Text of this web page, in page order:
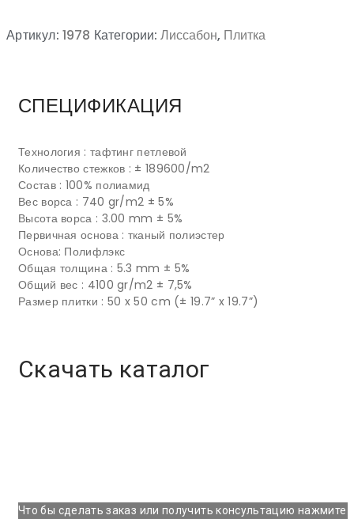
Артикул:1978 Категории: Лиссабон, Плитка
СПЕЦИФИКАЦИЯ
Технология : тафтинг петлевой
Количество стежков : ± 189600/m2
Состав : 100% полиамид
Вес ворса : 740 gr/m2 ± 5%
Высота ворса : 3.00 mm ± 5%
Первичная основа : тканый полиэстер
Основа: Полифлэкс
Общая толщина : 5.3 mm ± 5%
Общий вес : 4100 gr/m2 ± 7,5%
Размер плитки : 50 x 50 cm (± 19.7” x 19.7”)
Скачать каталог
Что бы сделать заказ или получить консультацию нажмите